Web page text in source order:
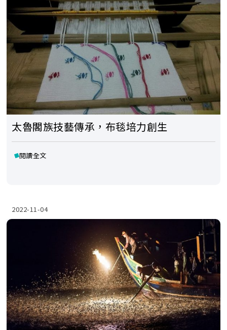
太魯閣族技藝傳承，布毯培力創生
閱讀全文
2022-11-04